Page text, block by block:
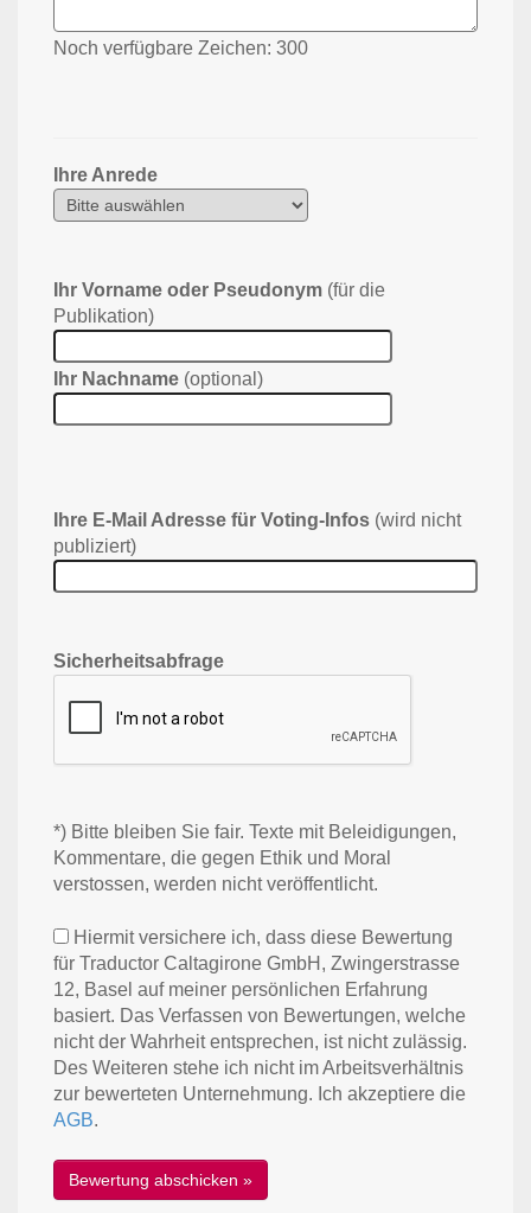
Noch verfügbare Zeichen: 300
Ihre Anrede
Ihr Vorname oder Pseudonym (für die
Publikation)
Ihr Nachname (optional)
Ihre E-Mail Adresse für Voting-Infos (wird nicht
publiziert)
Sicherheitsabfrage
*) Bitte bleiben Sie fair. Texte mit Beleidigungen,
Kommentare, die gegen Ethik und Moral
verstossen, werden nicht veröffentlicht.
Hiermit versichere ich, dass diese Bewertung
für Traductor Caltagirone GmbH, Zwingerstrasse
12, Basel auf meiner persönlichen Erfahrung
basiert. Das Verfassen von Bewertungen, welche
nicht der Wahrheit entsprechen, ist nicht zulässig.
Des Weiteren stehe ich nicht im Arbeitsverhältnis
zur bewerteten Unternehmung. Ich akzeptiere die
AGB.